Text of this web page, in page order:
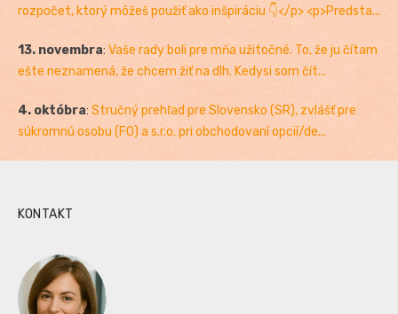
rozpočet, ktorý môžeš použiť ako inšpiráciu 👇</p> <p>Predsta...
13. novembra: Vaše rady boli pre mňa užitočné. To, že ju čítam
ešte neznamená, že chcem žiť na dlh. Kedysi som čít...
4. októbra: Stručný prehľad pre Slovensko (SR), zvlášť pre
súkromnú osobu (FO) a s.r.o. pri obchodovaní opcií/de...
KONTAKT